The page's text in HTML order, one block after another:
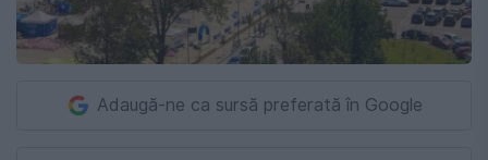
Adaugă-ne ca sursă preferată în Google